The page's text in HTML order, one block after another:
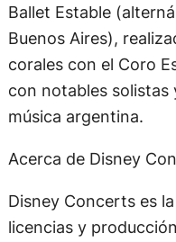
Ballet Estable
Buenos Aires),
corales con el Coro
con notables solistas
música argentina.
Acerca de Disney
Disney Concerts es
licencias y